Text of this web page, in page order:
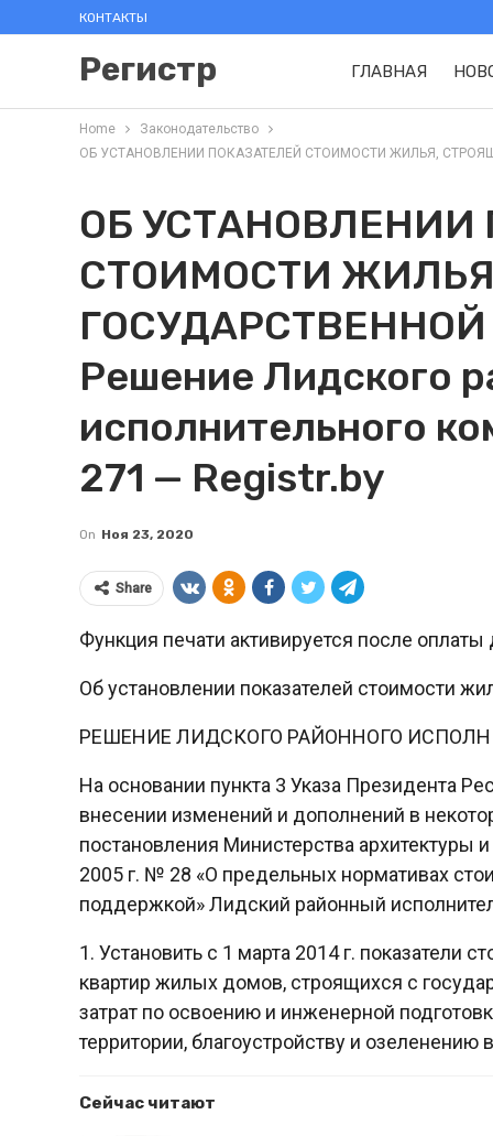
КОНТАКТЫ
Регистр ГЛАВНАЯ
Home
Законодательство
ОБ УСТАНОВЛЕНИИ ПОКАЗАТЕЛЕЙ СТОИМОСТИ ЖИЛЬЯ,
ОБ УСТАНОВЛЕНИИ
СТОИМОСТИ
Решение Лидского
исполнительного
271 — Registr.by
On Ноя 23, 2020
Share
Функция печати активируется после оплаты
Об установлении показателей стоимости
РЕШЕНИЕ ЛИДСКОГО РАЙОННОГО
На основании пункта 3 Указа Президента
внесении изменений и дополнений в
постановления Министерства архитектуры
2005 г. № 28 «О предельных нормативах
поддержкой» Лидский районный
1. Установить с 1 марта 2014 г. показатели
квартир жилых домов, строящихся с
затрат по освоению и инженерной
территории, благоустройству и
Сейчас читают